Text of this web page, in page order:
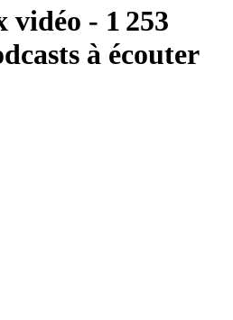
vidéo - 1 253
à écouter